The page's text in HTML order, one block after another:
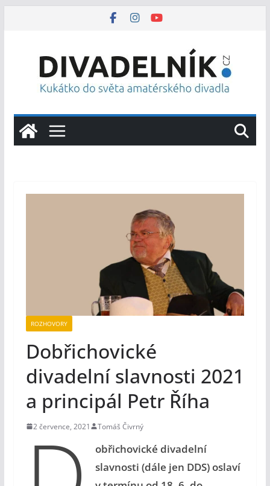
ROZHOVORY
Dobřichovické
divadelní slavnosti 2021
a principál Petr Říha
2 července, 2021 Tomáš Čivrný
obřichovické divadelní
slavnosti (dále jen DDS) oslaví